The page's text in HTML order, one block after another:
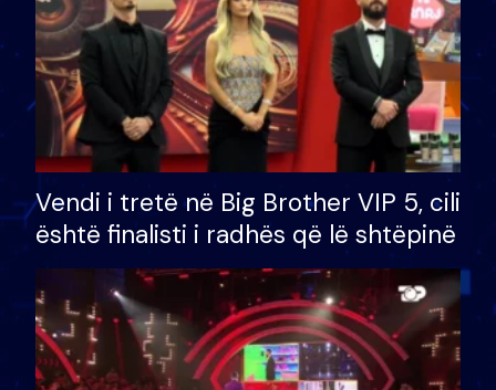
Vendi i tretë në Big Brother VIP 5, cili
është finalisti i radhës që lë shtëpinë